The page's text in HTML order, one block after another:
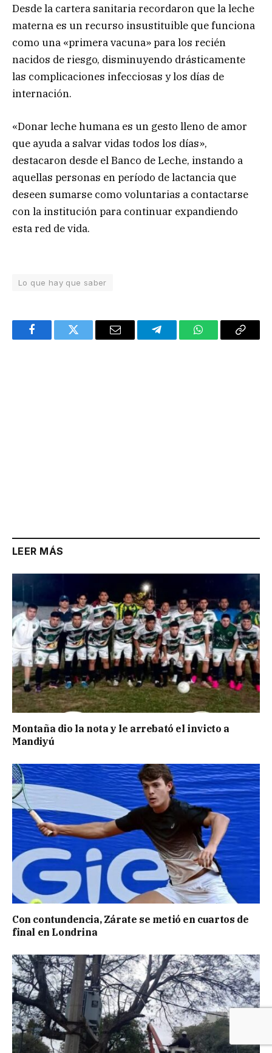
Desde la cartera sanitaria recordaron que la leche
materna es un recurso insustituible que funciona
como una «primera vacuna» para los recién
nacidos de riesgo, disminuyendo drásticamente
las complicaciones infecciosas y los días de
internación.
«Donar leche humana es un gesto lleno de amor
que ayuda a salvar vidas todos los días»,
destacaron desde el Banco de Leche, instando a
aquellas personas en período de lactancia que
deseen sumarse como voluntarias a contactarse
con la institución para continuar expandiendo
esta red de vida.
Lo que hay que saber
FacebookTwitter Email TelegramWhatsAppCopy
LEER MÁS
Montaña dio la nota y le arrebató el invicto a
Mandiyú
Con contundencia, Zárate se metió en cuartos de
final en Londrina